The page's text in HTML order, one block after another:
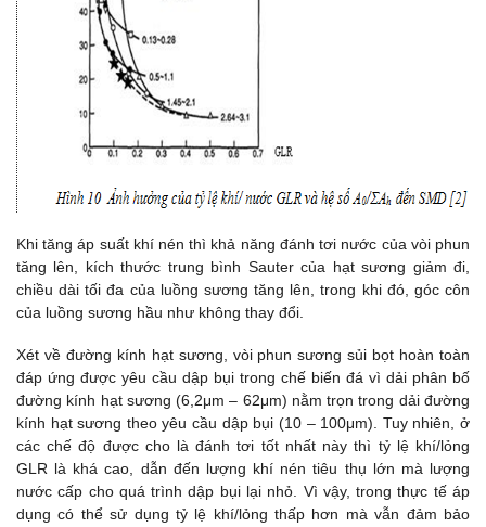
Khi tăng áp suất khí nén thì khả năng đánh tơi nước của vòi phun
tăng lên, kích thước trung bình Sauter của hạt sương giảm đi,
chiều dài tối đa của luồng sương tăng lên, trong khi đó, góc côn
của luồng sương hầu như không thay đổi.
Xét về đường kính hạt sương, vòi phun sương sủi bọt hoàn toàn
đáp ứng được yêu cầu dập bụi trong chế biến đá vì dải phân bố
đường kính hạt sương (6,2μm – 62μm) nằm trọn trong dải đường
kính hạt sương theo yêu cầu dập bụi (10 – 100μm). Tuy nhiên, ở
các chế độ được cho là đánh tơi tốt nhất này thì tỷ lệ khí/lỏng
GLR là khá cao, dẫn đến lượng khí nén tiêu thụ lớn mà lượng
nước cấp cho quá trình dập bụi lại nhỏ. Vì vậy, trong thực tế áp
dụng có thể sử dụng tỷ lệ khí/lỏng thấp hơn mà vẫn đảm bảo